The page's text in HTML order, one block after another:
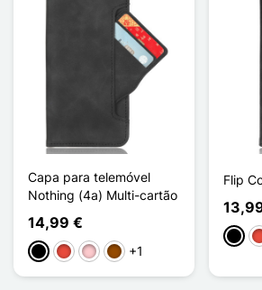
Capa para telemóvel
Nothing (4a) Multi-cartão
14,99 €
PretoVermelho
RosaCastanho
+1
Flip
Preto